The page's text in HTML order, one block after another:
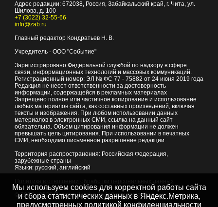
Адрес редакции: 672038, Россия, Забайкальский край, г. Чита, ул.
Шилова, д. 100
+7 (3022) 32-55-66
info@zab.ru
Главный редактор Кондратьев Н. В.
Учредитель - ООО "Событие"
Зарегистрировано Федеральной службой по надзору в сфере
связи, информационных технологий и массовых коммуникаций.
Регистрационный номер: ЭЛ № ФС 77 - 75882 от 24 июня 2019 года
Редакция не несет ответственности за достоверность
информации, содержащейся в рекламных материалах
Запрещено полное или частичное копирование и использование
любых материалов сайта, как составных произведений, включая
тексты и изображения. При любом использовании данных
материалов в электронных СМИ, ссылка на данный сайт
обязательна. Объем цитирования информации не должен
превышать цель цитирования. При использовании в печатных
СМИ, необходимо письменное разрешение редакции.
Территория распространения: Российская Федерация,
зарубежные страны
Языки: русский, английский
© 2007 - 2026Портал Читы и Забайкальского края
Мы используем cookies для корректной работы сайта
и сбора статистических данных в Яндекс.Метрика,
предусмотренных политикой конфиденциальности